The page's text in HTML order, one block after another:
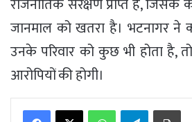
राजनीतिक संरक्षण प्राप्त है, जिसके
जानमाल को खतरा है। भटनागर ने
उनके परिवार को कुछ भी होता है,
आरोपियों की होगी।
Telegram